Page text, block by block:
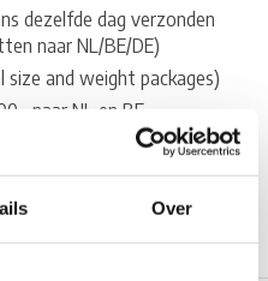
Over
dezelfde dag verzonden
naar NL/BE/DE)
and weight packages)
naar NL en BE
direct beschikbaar voor
op voorraad in de
in de winkel: